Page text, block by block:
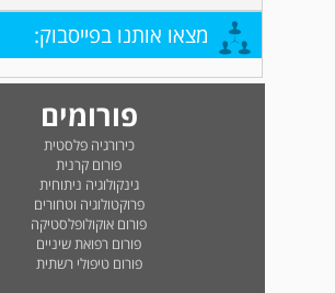
מצאו אותנו בפייסבוק:
פורומים
כירורגיה פלסטית
פורום קרנית
גינקולוגיה ניתוחית
פרוקטולוגיה וטחורים
פורום אוקולופלסטיקה
פורום רפואת שיניים
פורום טיפולי רשתית